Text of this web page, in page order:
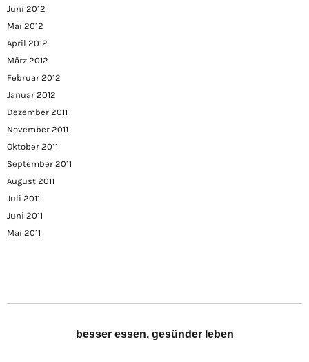
Juni 2012
Mai 2012
April 2012
März 2012
Februar 2012
Januar 2012
Dezember 2011
November 2011
Oktober 2011
September 2011
August 2011
Juli 2011
Juni 2011
Mai 2011
besser essen, gesünder leben